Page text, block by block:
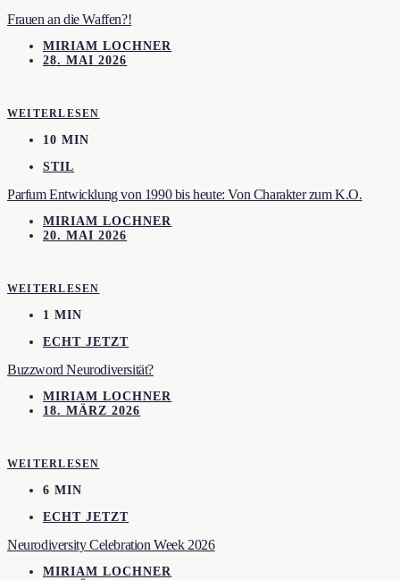
Frauen an die Waffen?!
MIRIAM LOCHNER
28. MAI 2026
WEITERLESEN
10 MIN
STIL
Parfum Entwicklung von 1990 bis heute: Von Charakter zum K.O.
MIRIAM LOCHNER
20. MAI 2026
WEITERLESEN
1 MIN
ECHT JETZT
Buzzword Neurodiversität?
MIRIAM LOCHNER
18. MÄRZ 2026
WEITERLESEN
6 MIN
ECHT JETZT
Neurodiversity Celebration Week 2026
MIRIAM LOCHNER